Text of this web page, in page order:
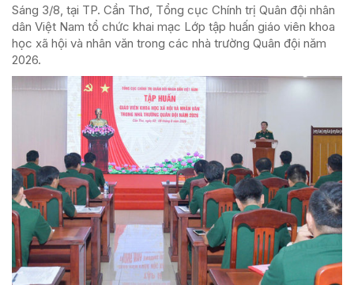
Sáng 3/8, tại TP. Cần Thơ, Tổng cục Chính trị Quân đội nhân
dân Việt Nam tổ chức khai mạc Lớp tập huấn giáo viên khoa
học xã hội và nhân văn trong các nhà trường Quân đội năm
2026.